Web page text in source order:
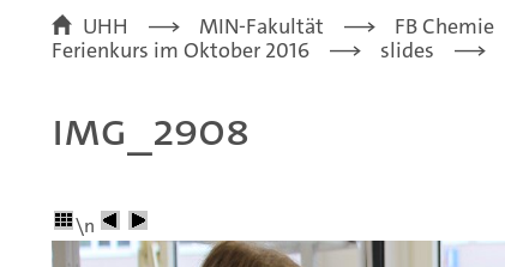
UHH MIN-Fakultät FB Chemie
Ferienkurs im Oktober 2016
slides
IMG_2908
\n